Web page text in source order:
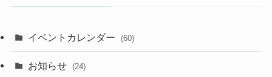
イベントカレンダー (60)
お知らせ (24)